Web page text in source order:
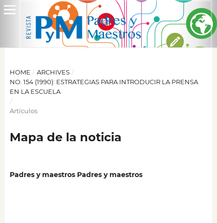
HOME / ARCHIVES /
NO. 154 (1990): ESTRATEGIAS PARA INTRODUCIR LA PRENSA
EN LA ESCUELA
/
Artículos
Mapa de la noticia
Padres y maestros Padres y maestros